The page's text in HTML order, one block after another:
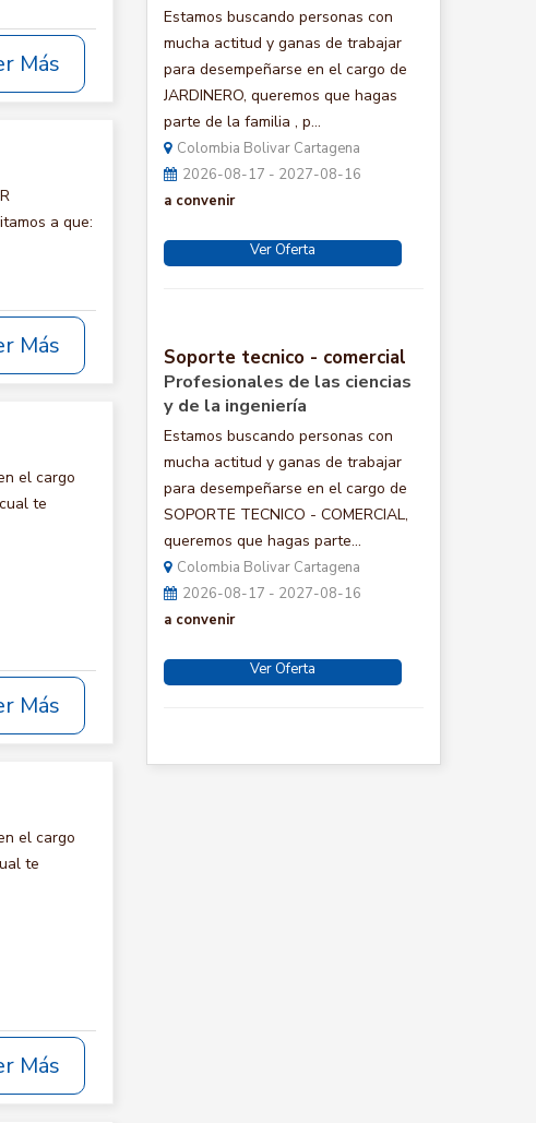
Más
a que:
Más
el cargo
te
Más
el cargo
te
Más
Estamos buscando personas con
mucha actitud y ganas de trabajar
para desempeñarse en el cargo de
JARDINERO, queremos que hagas
parte de la familia , p...
Colombia Bolivar Cartagena
2026-08-17 - 2027-08-16
a convenir
Ver Oferta
Soporte tecnico - comercial
Profesionales de las ciencias
y de la ingeniería
Estamos buscando personas con
mucha actitud y ganas de trabajar
para desempeñarse en el cargo de
SOPORTE TECNICO - COMERCIAL,
queremos que hagas parte...
Colombia Bolivar Cartagena
2026-08-17 - 2027-08-16
a convenir
Ver Oferta